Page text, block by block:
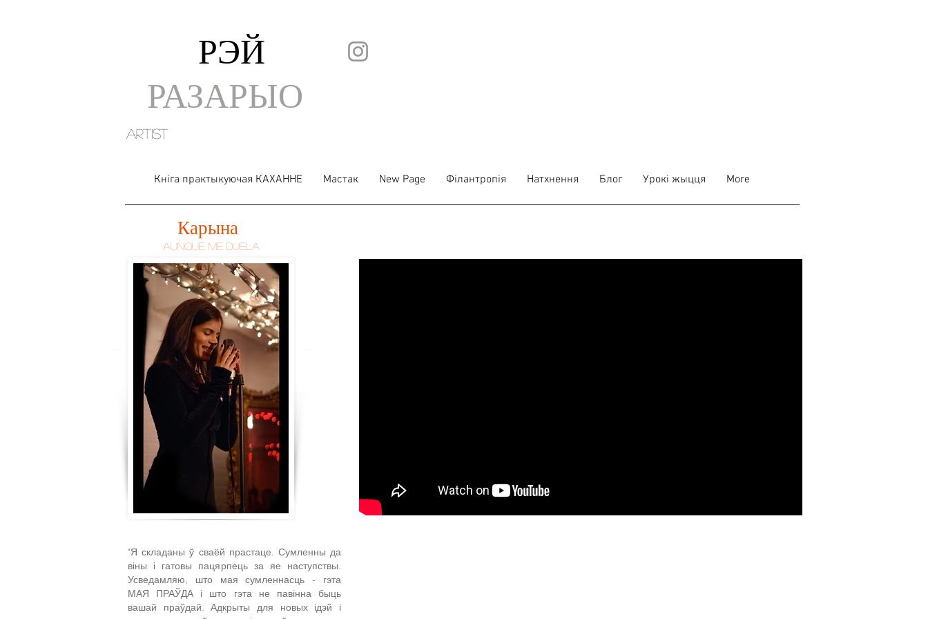
РЭЙ
РАЗАРЫО
artist
Кніга практыкуючая КАХАННЕ Мастак New Page Філантропія Натхнення Блог Урокі жыцця More
Карына
Aunque Me Duela
"Я складаны ў сваёй прастаце. Сумленны да
віны і гатовы пацярпець за яе наступствы.
Усведамляю, што мая сумленнасць - гэта
МАЯ ПРАЎДА і што гэта не павінна быць
вашай праўдай. Адкрыты для новых ідэй і